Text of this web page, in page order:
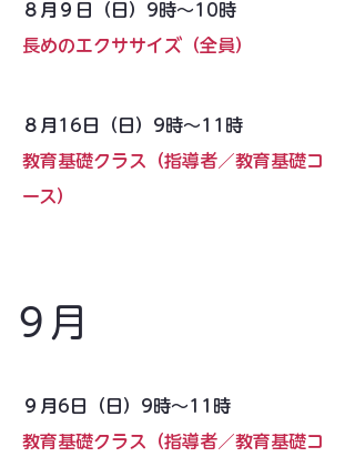
８月９日（日）9時〜10時
長めのエクササイズ（全員）
８月16日（日）9時〜11時
教育基礎クラス（指導者／教育基礎コ
ース）
９月
９月6日（日）9時〜11時
教育基礎クラス（指導者／教育基礎コ